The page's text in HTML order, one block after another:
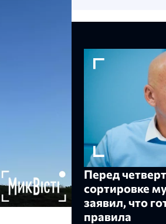
Перед
сортировке
заявил, что
правила